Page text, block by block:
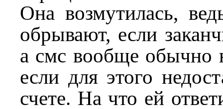
Она возмутилась,
обрывают, если
а смс вообще обычно
если для этого
счете. На что ей